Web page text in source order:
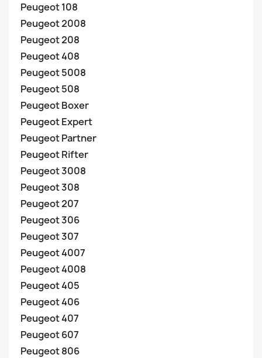
Peugeot 108
Peugeot 2008
Peugeot 208
Peugeot 408
Peugeot 5008
Peugeot 508
Peugeot Boxer
Peugeot Expert
Peugeot Partner
Peugeot Rifter
Peugeot 3008
Peugeot 308
Peugeot 207
Peugeot 306
Peugeot 307
Peugeot 4007
Peugeot 4008
Peugeot 405
Peugeot 406
Peugeot 407
Peugeot 607
Peugeot 806